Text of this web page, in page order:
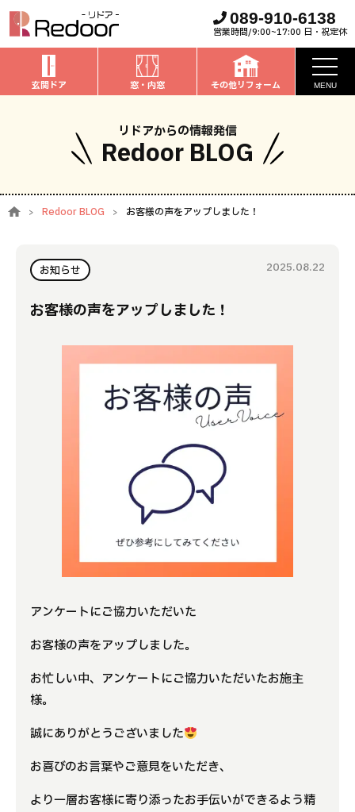
089-910-6138
営業時間/9:00~17:00 日・祝定休
玄関ドア 窓・内窓 その他リフォーム MENU
私たちについて
取扱商品
玄関ドアのリフォーム
お家全般のリフォーム
施工事例
お客様の声
リドアからの情報発信
Redoor BLOG
Redoor BLOG お客様の声をアップしました！
お知らせ 2025.08.22
お客様の声をアップしました！
アンケートにご協力いただいた
お客様の声をアップしました。
お忙しい中、アンケートにご協力いただいたお施主
様。
誠にありがとうございました
お喜びのお言葉やご意見をいただき、
より一層お客様に寄り添ったお手伝いができるよう精